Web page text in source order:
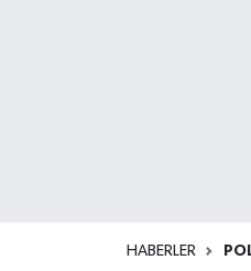
HABERLER